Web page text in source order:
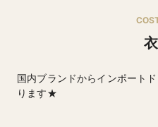
国内ブランドからインポート
ります★